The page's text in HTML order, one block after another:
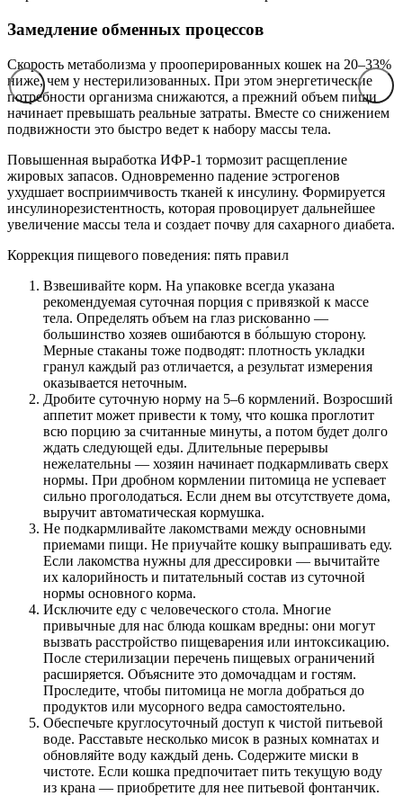
Замедление обменных процессов
Скорость метаболизма у прооперированных кошек на 20–33%
ниже, чем у нестерилизованных. При этом энергетические
потребности организма снижаются, а прежний объем пищи
начинает превышать реальные затраты. Вместе со снижением
подвижности это быстро ведет к набору массы тела.
Повышенная выработка ИФР-1 тормозит расщепление
жировых запасов. Одновременно падение эстрогенов
ухудшает восприимчивость тканей к инсулину. Формируется
инсулинорезистентность, которая провоцирует дальнейшее
увеличение массы тела и создает почву для сахарного диабета.
Коррекция пищевого поведения: пять правил
Взвешивайте корм. На упаковке всегда указана
рекомендуемая суточная порция с привязкой к массе
тела. Определять объем на глаз рискованно —
большинство хозяев ошибаются в бо́льшую сторону.
Мерные стаканы тоже подводят: плотность укладки
гранул каждый раз отличается, а результат измерения
оказывается неточным.
Дробите суточную норму на 5–6 кормлений. Возросший
аппетит может привести к тому, что кошка проглотит
всю порцию за считанные минуты, а потом будет долго
ждать следующей еды. Длительные перерывы
нежелательны — хозяин начинает подкармливать сверх
нормы. При дробном кормлении питомица не успевает
сильно проголодаться. Если днем вы отсутствуете дома,
выручит автоматическая кормушка.
Не подкармливайте лакомствами между основными
приемами пищи. Не приучайте кошку выпрашивать еду.
Если лакомства нужны для дрессировки — вычитайте
их калорийность и питательный состав из суточной
нормы основного корма.
Исключите еду с человеческого стола. Многие
привычные для нас блюда кошкам вредны: они могут
вызвать расстройство пищеварения или интоксикацию.
После стерилизации перечень пищевых ограничений
расширяется. Объясните это домочадцам и гостям.
Проследите, чтобы питомица не могла добраться до
продуктов или мусорного ведра самостоятельно.
Обеспечьте круглосуточный доступ к чистой питьевой
воде. Расставьте несколько мисок в разных комнатах и
обновляйте воду каждый день. Содержите миски в
чистоте. Если кошка предпочитает пить текущую воду
из крана — приобретите для нее питьевой фонтанчик.